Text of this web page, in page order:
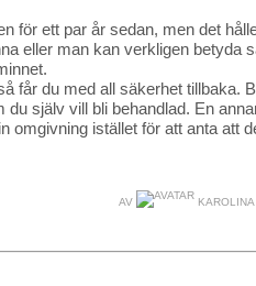
för ett par år sedan, men det
eller man kan verkligen betyda
får du med all säkerhet tillbaka.
du själv vill bli behandlad. En
omgivning istället för att anta att
AV